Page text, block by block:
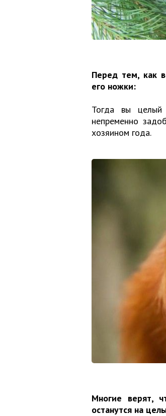
Перед тем, как
его ножки:
Тогда вы
непременно
хозяином года.
Многие верят,
останутся на